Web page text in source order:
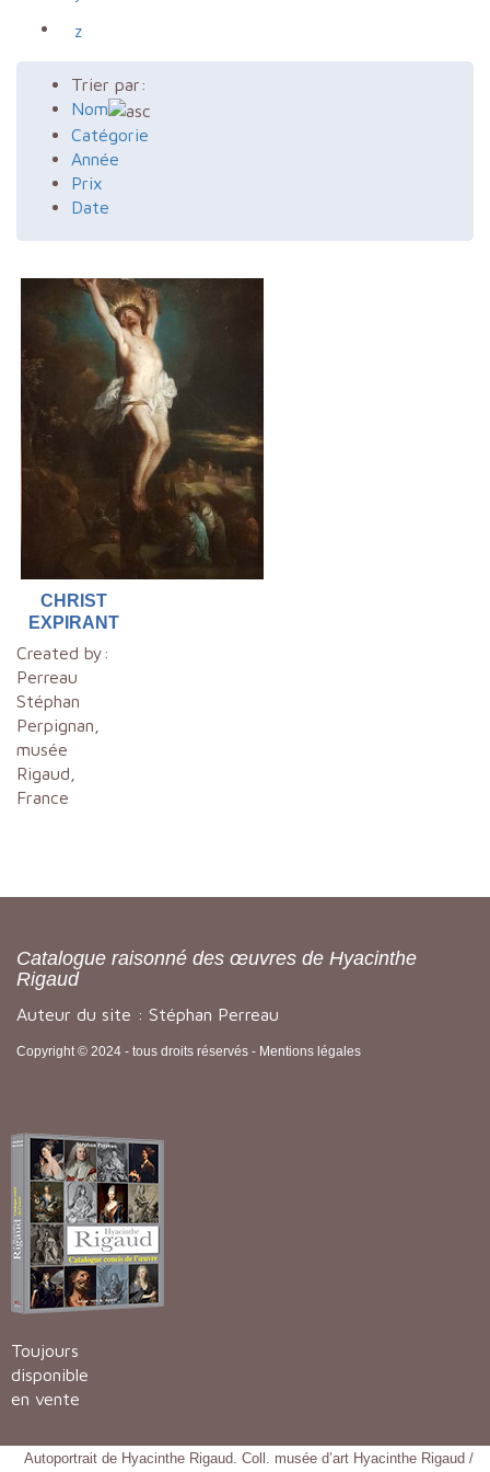
z
Trier par:
Nom
Catégorie
Année
Prix
Date
CHRIST
EXPIRANT
Created by:
Perreau
Stéphan
Perpignan,
musée
Rigaud,
France
Catalogue raisonné des œuvres de Hyacinthe
Rigaud
Auteur du site : Stéphan Perreau
Copyright © 2024 - tous droits réservés - Mentions légales
Toujours
disponible
en vente
Autoportrait de Hyacinthe Rigaud. Coll. musée d’art Hyacinthe Rigaud /